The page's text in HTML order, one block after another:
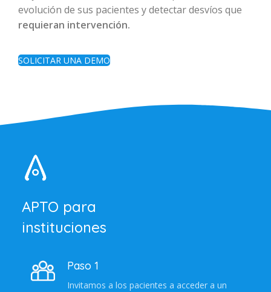
evolución de sus pacientes y detectar desvíos que
requieran intervención.
SOLICITAR UNA DEMO
APTO para
instituciones
Paso 1
Invitamos a los pacientes a acceder a un